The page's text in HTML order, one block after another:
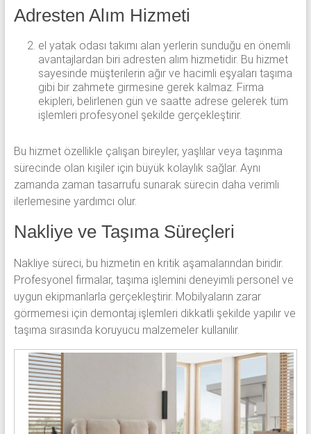
Adresten Alım Hizmeti
el yatak odası takımı alan yerlerin sunduğu en önemli
avantajlardan biri adresten alım hizmetidir. Bu hizmet
sayesinde müşterilerin ağır ve hacimli eşyaları taşıma
gibi bir zahmete girmesine gerek kalmaz. Firma
ekipleri, belirlenen gün ve saatte adrese gelerek tüm
işlemleri profesyonel şekilde gerçekleştirir.
Bu hizmet özellikle çalışan bireyler, yaşlılar veya taşınma
sürecinde olan kişiler için büyük kolaylık sağlar. Aynı
zamanda zaman tasarrufu sunarak sürecin daha verimli
ilerlemesine yardımcı olur.
Nakliye ve Taşıma Süreçleri
Nakliye süreci, bu hizmetin en kritik aşamalarından biridir.
Profesyonel firmalar, taşıma işlemini deneyimli personel ve
uygun ekipmanlarla gerçekleştirir. Mobilyaların zarar
görmemesi için demontaj işlemleri dikkatli şekilde yapılır ve
taşıma sırasında koruyucu malzemeler kullanılır.